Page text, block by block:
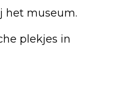
het museum.
plekjes in